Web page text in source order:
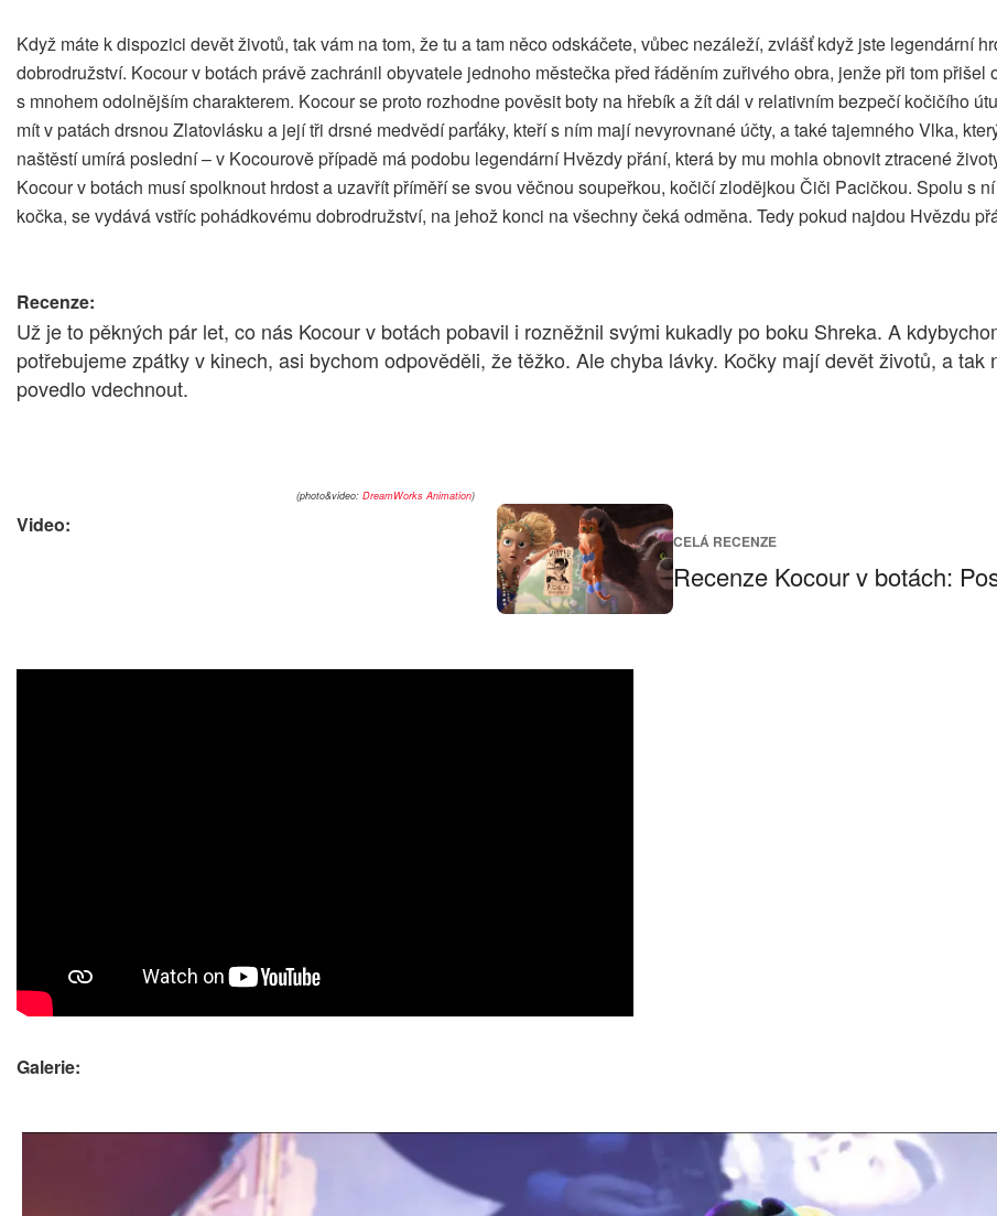
Když máte k dispozici devět životů, tak vám na tom, že tu a tam něco odskáčete, vůbec nezáleží, zvlášť když jste legendární
dobrodružství. Kocour v botách právě zachránil obyvatele jednoho městečka před řáděním zuřivého obra, jenže při tom
s mnohem odolnějším charakterem. Kocour se proto rozhodne pověsit boty na hřebík a žít dál v relativním bezpečí kočičího
mít v patách drsnou Zlatovlásku a její tři drsné medvědí parťáky, kteří s ním mají nevyrovnané účty, a také tajemného Vlka,
naštěstí umírá poslední – v Kocourově případě má podobu legendární Hvězdy přání, která by mu mohla obnovit ztracené
Kocour v botách musí spolknout hrdost a uzavřít příměří se svou věčnou soupeřkou, kočičí zlodějkou Čiči Pacičkou. Spolu s
kočka, se vydává vstříc pohádkovému dobrodružství, na jehož konci na všechny čeká odměna. Tedy pokud najdou Hvězdu
Recenze:
Už je to pěkných pár let, co nás Kocour v botách pobavil i rozněžnil svými kukadly po boku Shreka. A
potřebujeme zpátky v kinech, asi bychom odpověděli, že těžko. Ale chyba lávky. Kočky mají devět životů, a
povedlo vdechnout.
CELÁ RECENZE
Recenze Kocour v botách:
(photo&video: DreamWorks Animation)
Video:
Galerie: